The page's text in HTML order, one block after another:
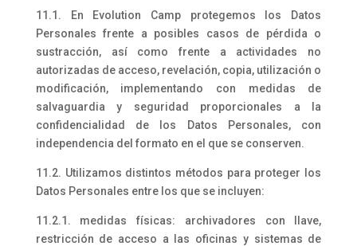
11.1. En Evolution Camp protegemos los Datos
Personales frente a posibles casos de pérdida o
sustracción, así como frente a actividades no
autorizadas de acceso, revelación, copia, utilización o
modificación, implementando con medidas de
salvaguardia y seguridad proporcionales a la
confidencialidad de los Datos Personales, con
independencia del formato en el que se conserven.
11.2. Utilizamos distintos métodos para proteger los
Datos Personales entre los que se incluyen:
11.2.1. medidas físicas: archivadores con llave,
restricción de acceso a las oficinas y sistemas de